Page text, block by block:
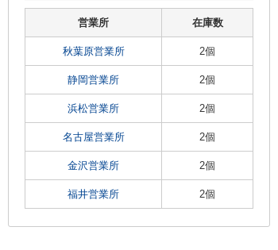
営業所 在庫数
秋葉原営業所 2個
静岡営業所 2個
浜松営業所 2個
名古屋営業所 2個
金沢営業所 2個
福井営業所 2個